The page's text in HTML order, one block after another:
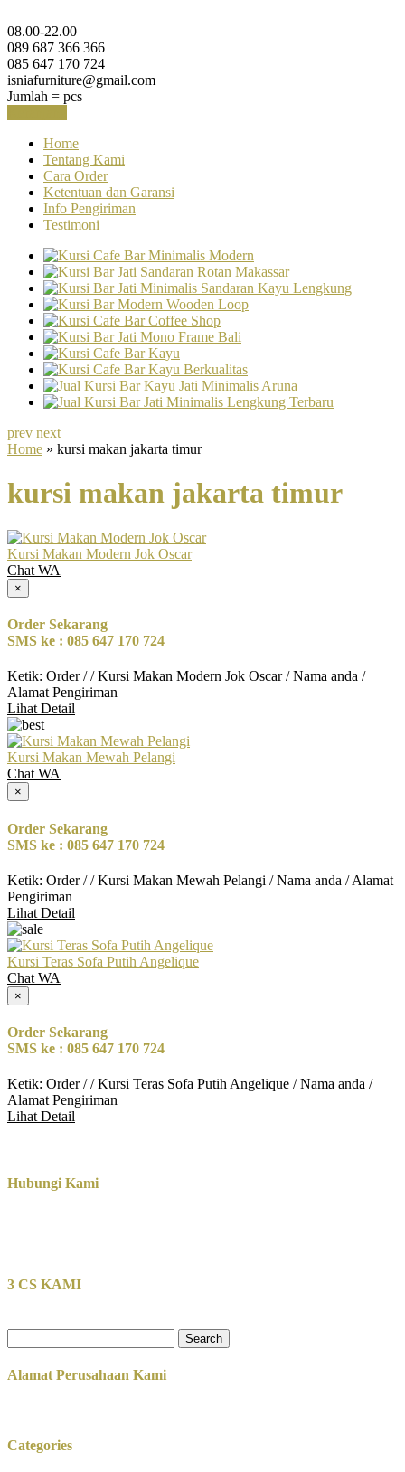
08.00-22.00
089 687 366 366
085 647 170 724
isniafurniture@gmail.com
Jumlah = pcs
Home
Tentang Kami
Cara Order
Ketentuan dan Garansi
Info Pengiriman
Testimoni
prev next
Home » kursi makan jakarta timur
kursi makan jakarta timur
Kursi Makan Modern Jok Oscar
Chat WA
×
Order Sekarang
SMS ke : 085 647 170 724
Ketik: Order / / Kursi Makan Modern Jok Oscar / Nama anda /
Alamat Pengiriman
Lihat Detail
Kursi Makan Mewah Pelangi
Chat WA
×
Order Sekarang
SMS ke : 085 647 170 724
Ketik: Order / / Kursi Makan Mewah Pelangi / Nama anda / Alamat
Pengiriman
Lihat Detail
Kursi Teras Sofa Putih Angelique
Chat WA
×
Order Sekarang
SMS ke : 085 647 170 724
Ketik: Order / / Kursi Teras Sofa Putih Angelique / Nama anda /
Alamat Pengiriman
Lihat Detail
Hubungi Kami
3 CS KAMI
for:
Alamat Perusahaan Kami
Categories